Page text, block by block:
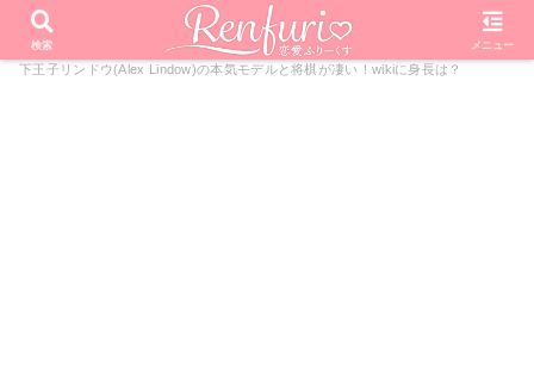
PR
ホーム 恋愛リアリティーショー 私の年下王子さま
年
下王子リンドウ(Alex Lindow)の本気モデルと将棋が凄い！wikiに身長は？
検索 メニュー